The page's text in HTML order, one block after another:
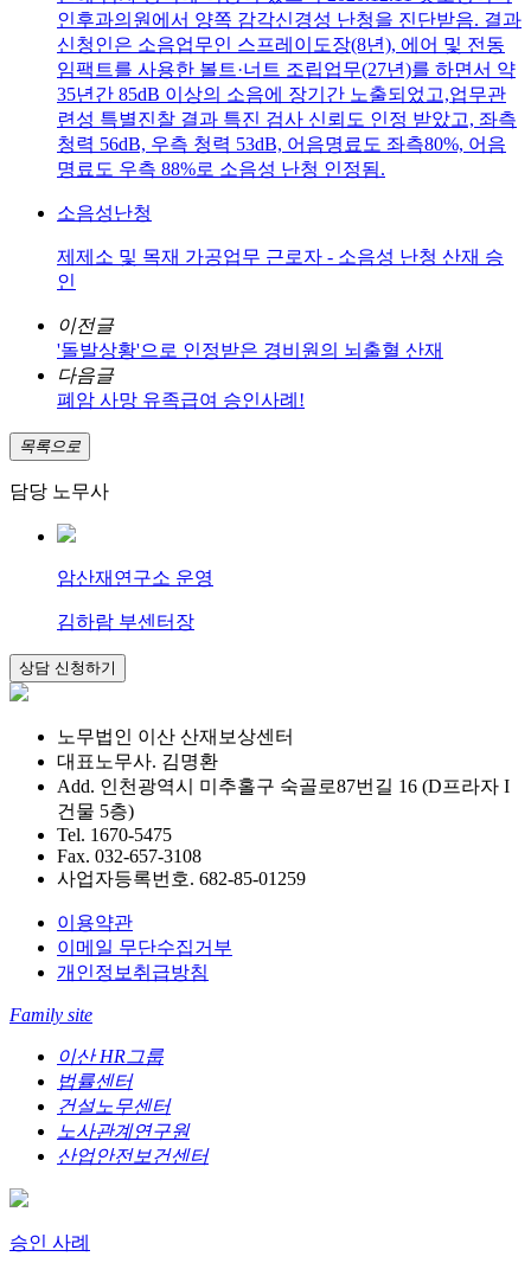
인후과의원에서 양쪽 감각신경성 난청을 진단받음. 결과
신청인은 소음업무인 스프레이도장(8년), 에어 및 전동
임팩트를 사용한 볼트·너트 조립업무(27년)를 하면서 약
35년간 85dB 이상의 소음에 장기간 노출되었고,업무관
련성 특별진찰 결과 특진 검사 신뢰도 인정 받았고, 좌측
청력 56dB, 우측 청력 53dB, 어음명료도 좌측80%, 어음
명료도 우측 88%로 소음성 난청 인정됨.
소음성난청
제제소 및 목재 가공업무 근로자 - 소음성 난청 산재 승
인
이전글
'돌발상황'으로 인정받은 경비원의 뇌출혈 산재
다음글
폐암 사망 유족급여 승인사례!
목록으로
담당 노무사
암산재연구소 운영
김하람 부센터장
노무법인 이산 산재보상센터
대표노무사. 김명환
Add. 인천광역시 미추홀구 숙골로87번길 16 (D프라자 I
건물 5층)
Tel. 1670-5475
Fax. 032-657-3108
사업자등록번호. 682-85-01259
이용약관
이메일 무단수집거부
개인정보취급방침
Family site
이산 HR그룹
법률센터
건설노무센터
노사관계연구원
산업안전보건센터
승인 사례